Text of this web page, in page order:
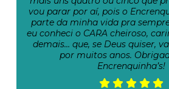
vou parar por aí, pois o
parte da minha vida pra
eu conheci o CARA cheiroso,
demais… que, se Deus quiser,
por muitos anos.
Encrenquinha’s!